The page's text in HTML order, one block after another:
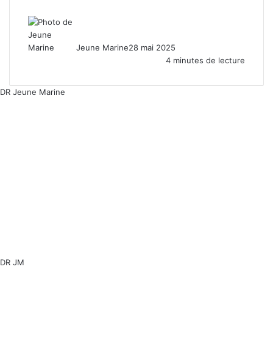
Jeune Marine28 mai 2025
4 minutes de lecture
DR Jeune Marine
DR JM